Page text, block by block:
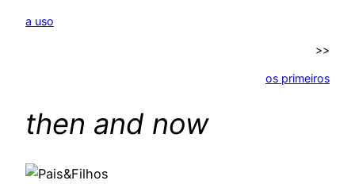
a uso
>>
os primeiros
then and now